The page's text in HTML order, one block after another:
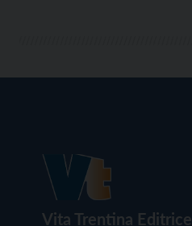
Vita Trentina Editrice